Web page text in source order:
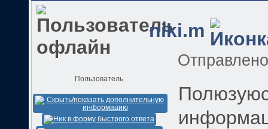
niki.m
Пользователь